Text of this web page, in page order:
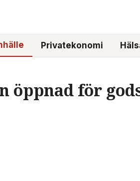
Privatekonomi
öppnad för